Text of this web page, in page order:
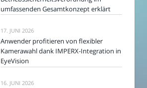
umfassenden Gesamtkonzept erklärt
17. JUNI 2026
Anwender profitieren von flexibler
Kamerawahl dank IMPERX-Integration in
EyeVision
16. JUNI 2026